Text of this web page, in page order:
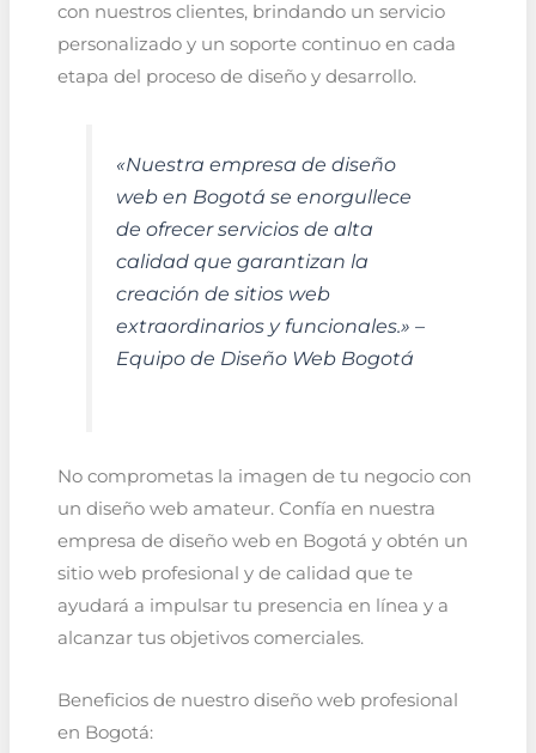
con nuestros clientes, brindando un servicio
personalizado y un soporte continuo en cada
etapa del proceso de diseño y desarrollo.
«Nuestra empresa de diseño
web en Bogotá se enorgullece
de ofrecer servicios de alta
calidad que garantizan la
creación de sitios web
extraordinarios y funcionales.» –
Equipo de Diseño Web Bogotá
No comprometas la imagen de tu negocio con
un diseño web amateur. Confía en nuestra
empresa de diseño web en Bogotá y obtén un
sitio web profesional y de calidad que te
ayudará a impulsar tu presencia en línea y a
alcanzar tus objetivos comerciales.
Beneficios de nuestro diseño web profesional
en Bogotá: